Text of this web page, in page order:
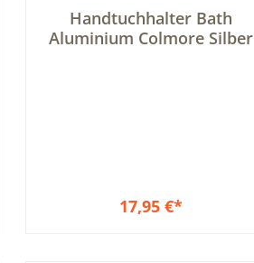
5 von 5 Sternen
Handtuchhalter Bath
Aluminium Colmore Silber
17,95 €*